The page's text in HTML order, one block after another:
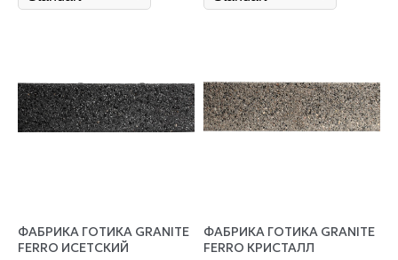
ФАБРИКА ГОТИКА GRANITE
FERRO ИСЕТСКИЙ
ФАБРИКА ГОТИКА GRANITE
FERRO КРИСТАЛЛ